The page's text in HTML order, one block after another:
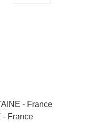
- France
- France